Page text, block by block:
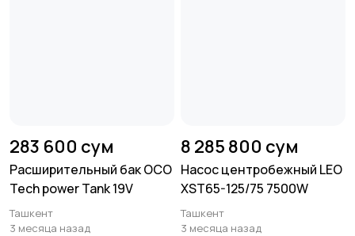
283 600 сум
Расширительный бак OCO
Tech power Tank 19V
Ташкент
3 месяца назад
8 285 800 сум
Насос центробежный LEO
XST65-125/75 7500W
Ташкент
3 месяца назад